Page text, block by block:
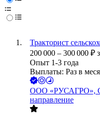
Тракторист
200 000 – 300 000 ₽
Опыт 1-3 года
Выплаты: Раз в
ООО «РУСАГРО»,
направление